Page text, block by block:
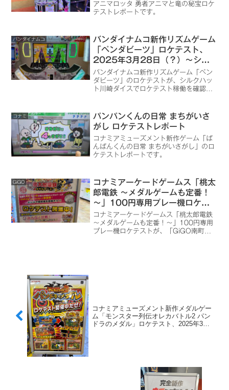
アニマロッタ 勇者アニマと竜の秘宝ロケ
テストレポートです。
バンダイナムコ
バンダイナムコ新作リズムゲーム
「ペンダビーツ」ロケテスト、
2025年3月28日（？）～シル
クハット川崎ダイスで開催
バンダイナムコ新作リズムゲーム「ペン
ダビーツ」のロケテストが、シルクハッ
ト川崎ダイスでロケテスト稼働を確認し
コナミ
パンパンくんの日常 まちがいさ
がし ロケテストレポート
コナミアミューズメント新作ゲーム「ぱ
んぱんくんの日常 まちがいさがし」のロ
ケテストレポートです。
GiGO
コナミアーケードゲームス「桃太
郎電鉄 ～メダルゲームも定番！
～」100円専用プレー機ロケテ
スト、GiGO南町田グランベリー
パーク キッズディスカバリーで
開催（2026年2月7日現地確
コナミアーケードゲームス「桃太郎電鉄
～メダルゲームも定番！～」100円専用
プレー機ロケテストが、「GiGO南町田
コナミアミューズメント新作メダルゲー
ム「モンスター列伝オレカバトル2 パン
ドラのメダル」ロケテスト、2025年3月